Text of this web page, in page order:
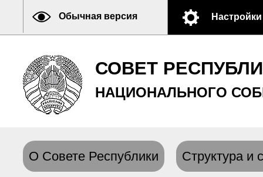
Обычная версия Настройки
СОВЕТ
НАЦИОНАЛЬНОГО
О Совете Республики Структура и